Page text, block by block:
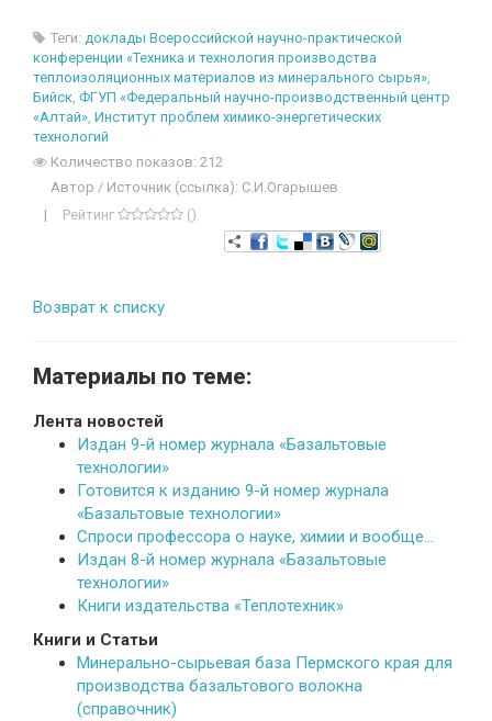
Теги: доклады Всероссийской научно-практической
конференции «Техника и технология производства
теплоизоляционных материалов из минерального сырья»,
Бийск, ФГУП «Федеральный научно-производственный центр
«Алтай», Институт проблем химико-энергетических
технологий
Количество показов: 212
Автор / Источник (ссылка): С.И.Огарышев
|
Рейтинг ()
Возврат к списку
Материалы по теме:
Лента новостей
Издан 9-й номер журнала «Базальтовые
технологии»
Готовится к изданию 9-й номер журнала
«Базальтовые технологии»
Спроси профессора о науке, химии и вообще…
Издан 8-й номер журнала «Базальтовые
технологии»
Книги издательства «Теплотехник»
Книги и Статьи
Минерально-сырьевая база Пермского края для
производства базальтового волокна
(справочник)